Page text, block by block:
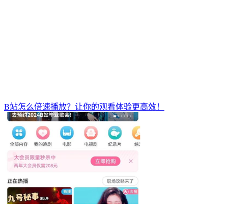
B站怎么倍速播放？让你的观看体验更高效！